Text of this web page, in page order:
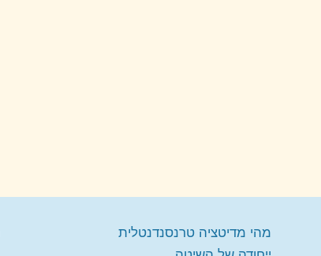
מהי מדיטציה טרנסנדנטלית